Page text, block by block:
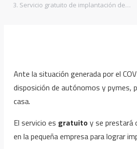
Servicio gratuito de implantación de…
Ante la situación generada por el
disposición de autónomos y pymes,
casa.
El servicio es gratuito y se prestará
en la pequeña empresa para lograr